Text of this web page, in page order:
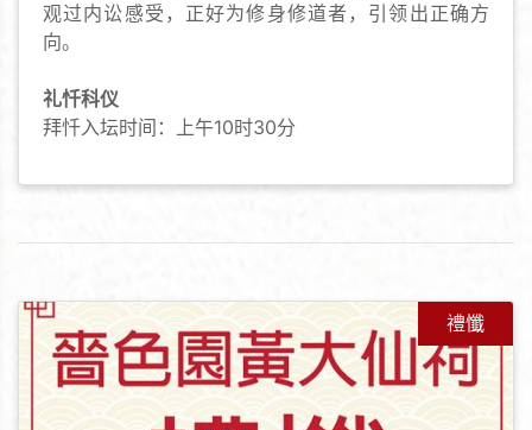
观过内讼感受，正好为修身修道者，引领出正确方
向。
礼忏科仪
拜忏入坛时间：上午10时30分
禮懺